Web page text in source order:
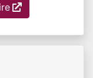
(external link)